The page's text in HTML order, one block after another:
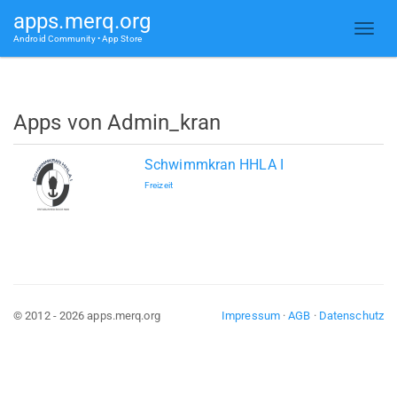
apps.merq.org
Android Community • App Store
Apps von Admin_kran
Schwimmkran HHLA I
Freizeit
Impressum·AGB · Datenschutz
© 2012 - 2026 apps.merq.org